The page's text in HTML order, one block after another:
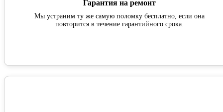
Гарантия на ремонт
Мы устраним ту же самую поломку бесплатно, если она
повторится в течение гарантийного срока.